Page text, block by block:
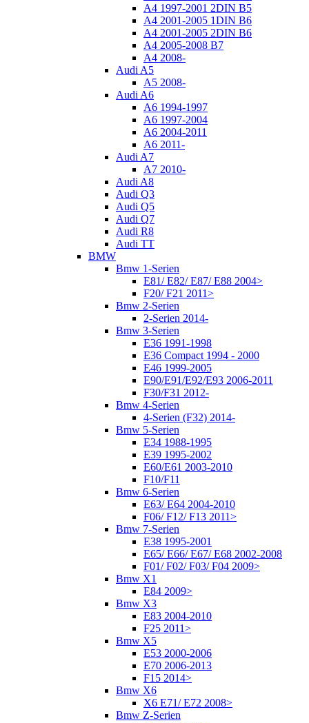
A4 1997-2001 2DIN B5
A4 2001-2005 1DIN B6
A4 2001-2005 2DIN B6
A4 2005-2008 B7
A4 2008-
Audi A5
A5 2008-
Audi A6
A6 1994-1997
A6 1997-2004
A6 2004-2011
A6 2011-
Audi A7
A7 2010-
Audi A8
Audi Q3
Audi Q5
Audi Q7
Audi R8
Audi TT
BMW
Bmw 1-Serien
E81/ E82/ E87/ E88 2004>
F20/ F21 2011>
Bmw 2-Serien
2-Serien 2014-
Bmw 3-Serien
E36 1991-1998
E36 Compact 1994 - 2000
E46 1999-2005
E90/E91/E92/E93 2006-2011
F30/F31 2012-
Bmw 4-Serien
4-Serien (F32) 2014-
Bmw 5-Serien
E34 1988-1995
E39 1995-2002
E60/E61 2003-2010
F10/F11
Bmw 6-Serien
E63/ E64 2004-2010
F06/ F12/ F13 2011>
Bmw 7-Serien
E38 1995-2001
E65/ E66/ E67/ E68 2002-2008
F01/ F02/ F03/ F04 2009>
Bmw X1
E84 2009>
Bmw X3
E83 2004-2010
F25 2011>
Bmw X5
E53 2000-2006
E70 2006-2013
F15 2014>
Bmw X6
X6 E71/ E72 2008>
Bmw Z-Serien